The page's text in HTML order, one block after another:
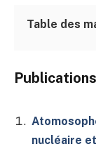
Table des
nucléaire